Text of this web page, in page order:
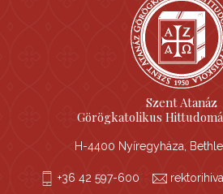
Szent Atanáz
Görögkatolikus
H-4400 Nyíregyháza,
+36 42 597-600